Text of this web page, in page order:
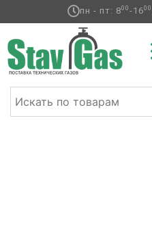
пн - пт: 800-1600